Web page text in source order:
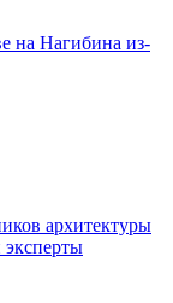
на Нагибина из-
архитектуры
эксперты